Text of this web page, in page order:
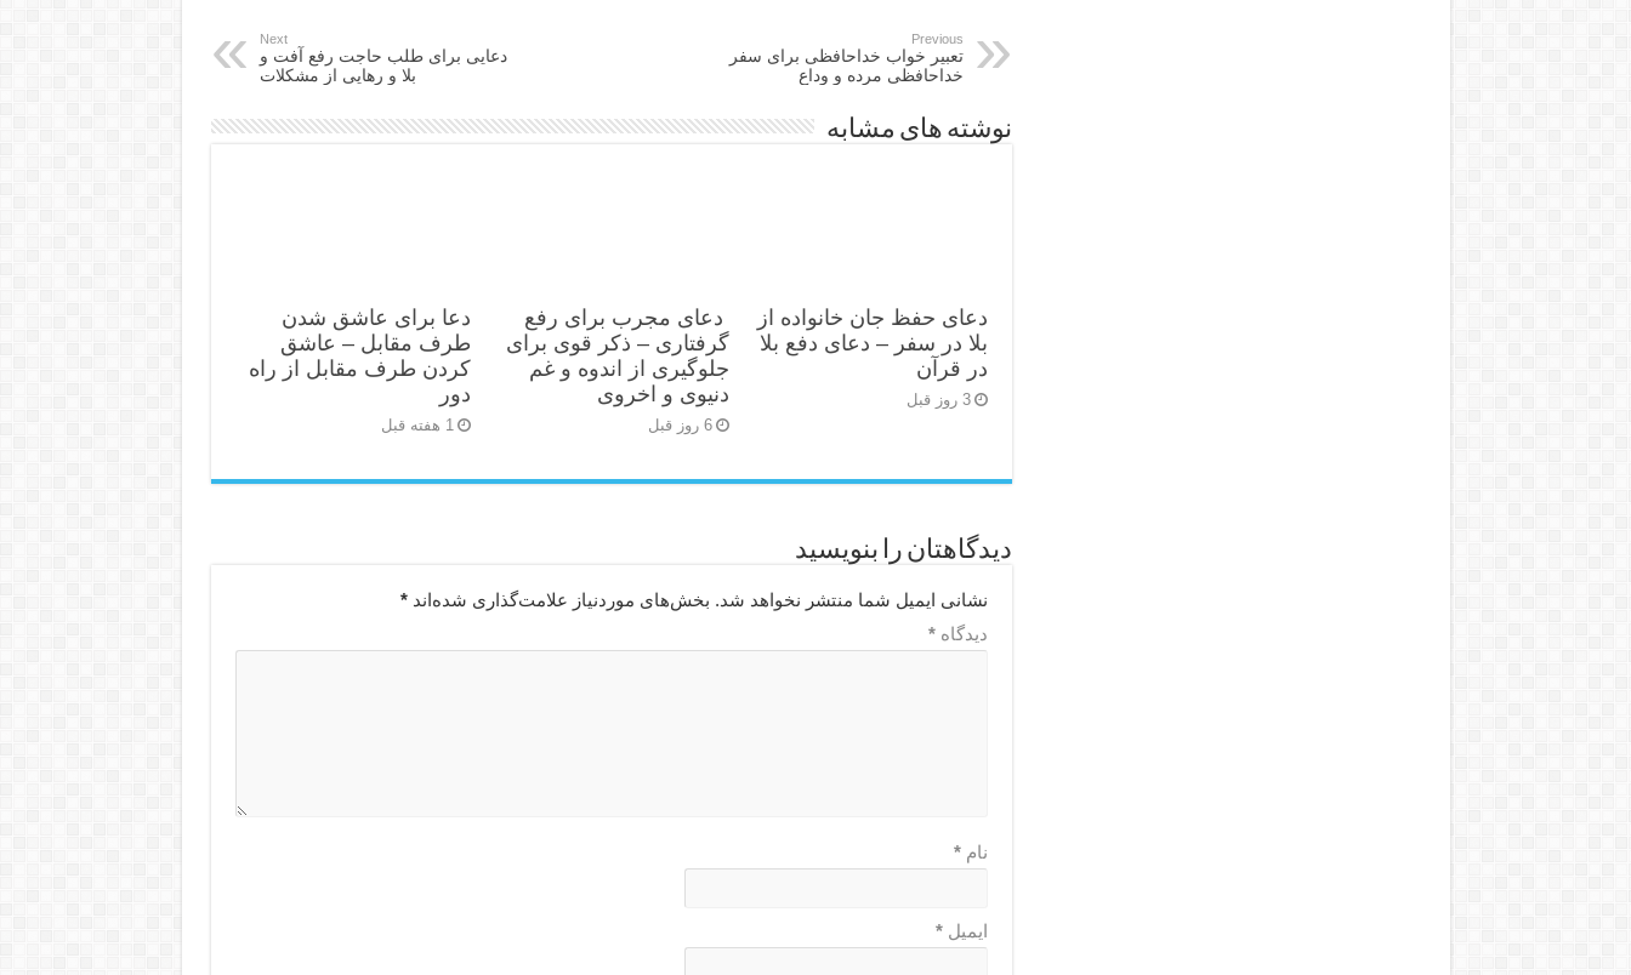
Previous
تعبیر خواب خداحافظی برای سفر
خداحافظی مرده و وداع
Next
دعایی برای طلب حاجت رفع آفت و
بلا و رهایی از مشکلات
نوشته های مشابه
دعای حفظ جان خانواده از
بلا در سفر – دعای دفع بلا
در قرآن
3 روز قبل
دعای مجرب برای رفع
گرفتاری – ذکر قوی برای
جلوگیری از اندوه و غم
دنیوی و اخروی
6 روز قبل
دعا برای عاشق شدن
طرف مقابل – عاشق
کردن طرف مقابل از راه
دور
1 هفته قبل
دیدگاهتان را بنویسید
نشانی ایمیل شما منتشر نخواهد شد. بخش‌های موردنیاز علامت‌گذاری شده‌اند*
دیدگاه*
نام*
ایمیل*